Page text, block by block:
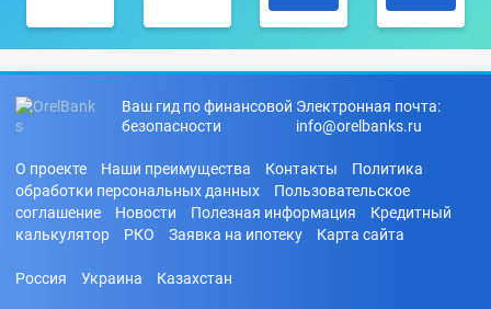
Ваш гид по финансовой
безопасности
Электронная почта:
info@orelbanks.ru
О проекте Наши преимущества Контакты
Политика
обработки персональных данных
Пользовательское
соглашение
Новости Полезная информация
Кредитный
калькулятор
РКО Заявка на ипотеку Карта сайта
Россия Украина Казахстан